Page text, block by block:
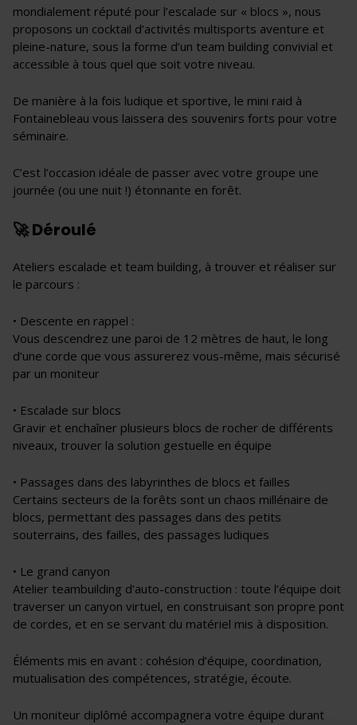
mondialement réputé pour l’escalade sur « blocs », nous
proposons un cocktail d’activités multisports aventure et
pleine-nature, sous la forme d’un team building convivial et
accessible à tous quel que soit votre niveau.
De manière à la fois ludique et sportive, le mini raid à
Fontainebleau vous laissera des souvenirs forts pour votre
séminaire.
C’est l’occasion idéale de passer avec votre groupe une
journée (ou une nuit !) étonnante en forêt.
🚀 Déroulé
Ateliers escalade et team building, à trouver et réaliser sur
le parcours :
• Descente en rappel :
Vous descendrez une paroi de 12 mètres de haut, le long
d’une corde que vous assurerez vous-même, mais sécurisé
par un moniteur
• Escalade sur blocs
Gravir et enchaîner plusieurs blocs de rocher de différents
niveaux, trouver la solution gestuelle en équipe
• Passages dans des labyrinthes de blocs et failles
Certains secteurs de la forêts sont un chaos millénaire de
blocs, permettant des passages dans des petits
souterrains, des failles, des passages ludiques
• Le grand canyon
Atelier teambuilding d’auto-construction : toute l’équipe doit
traverser un canyon virtuel, en construisant son propre pont
de cordes, et en se servant du matériel mis à disposition.
Éléments mis en avant : cohésion d’équipe, coordination,
mutualisation des compétences, stratégie, écoute.
Un moniteur diplômé accompagnera votre équipe durant